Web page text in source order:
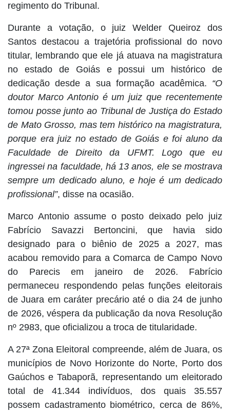
regimento do Tribunal.
Durante a votação, o juiz Welder Queiroz dos
Santos destacou a trajetória profissional do novo
titular, lembrando que ele já atuava na magistratura
no estado de Goiás e possui um histórico de
dedicação desde a sua formação acadêmica. “O
doutor Marco Antonio é um juiz que recentemente
tomou posse junto ao Tribunal de Justiça do Estado
de Mato Grosso, mas tem histórico na magistratura,
porque era juiz no estado de Goiás e foi aluno da
Faculdade de Direito da UFMT. Logo que eu
ingressei na faculdade, há 13 anos, ele se mostrava
sempre um dedicado aluno, e hoje é um dedicado
profissional”, disse na ocasião.
Marco Antonio assume o posto deixado pelo juiz
Fabrício Savazzi Bertoncini, que havia sido
designado para o biênio de 2025 a 2027, mas
acabou removido para a Comarca de Campo Novo
do Parecis em janeiro de 2026. Fabrício
permaneceu respondendo pelas funções eleitorais
de Juara em caráter precário até o dia 24 de junho
de 2026, véspera da publicação da nova Resolução
nº 2983, que oficializou a troca de titularidade.
A 27ª Zona Eleitoral compreende, além de Juara, os
municípios de Novo Horizonte do Norte, Porto dos
Gaúchos e Tabaporã, representando um eleitorado
total de 41.344 indivíduos, dos quais 35.557
possem cadastramento biométrico, cerca de 86%,